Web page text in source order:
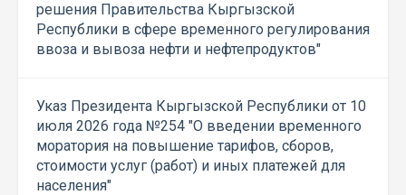
решения Правительства Кыргызской
Республики в сфере временного регулирования
ввоза и вывоза нефти и нефтепродуктов"
Указ Президента Кыргызской Республики от 10
июля 2026 года №254 "О введении временного
моратория на повышение тарифов, сборов,
стоимости услуг (работ) и иных платежей для
населения"